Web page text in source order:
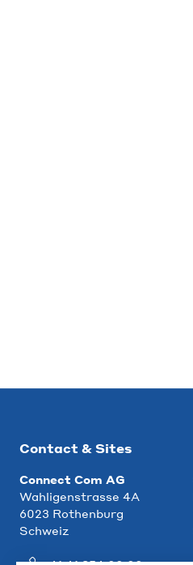
Contact & Sites
Connect Com AG
Wahligenstrasse 4A
6023 Rothenburg
Schweiz